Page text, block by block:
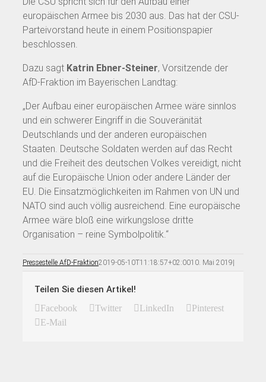
europäischen Armee bis 2030 aus. Das hat der CSU-
Parteivorstand heute in einem Positionspapier
beschlossen.
Dazu sagt Katrin Ebner-Steiner, Vorsitzende der
AfD-Fraktion im Bayerischen Landtag:
„Der Aufbau einer europäischen Armee wäre sinnlos
und ein schwerer Eingriff in die Souveränität
Deutschlands und der anderen europäischen
Staaten. Deutsche Soldaten werden auf das Recht
und die Freiheit des deutschen Volkes vereidigt, nicht
auf die Europäische Union oder andere Länder der
EU. Die Einsatzmöglichkeiten im Rahmen von UN und
NATO sind auch völlig ausreichend. Eine europäische
Armee wäre bloß eine wirkungslose dritte
Organisation – reine Symbolpolitik.“
Pressestelle AfD-Fraktion2019-05-10T11:18:57+02:0010. Mai 2019|
Teilen Sie diesen Artikel!
Facebook Twitter LinkedIn
Pinterest
E-Mail